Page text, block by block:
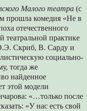
Малого театра (с
прошла комедия «Не в
отечественного
театральной практике
Скриб, В. Сарду и
социально-
тогда же
найденное
этой модели
«…только после
«У нас есть свой